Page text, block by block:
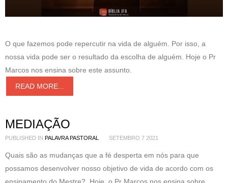
O que fazemos pode repercutir na vida de alguém. Por isso, a
nossa vida pode ser o resultado da escolha de alguém. Hoje o Pr
Marcos nos ensina sobre este assunto.
READ MORE...
MEDIAÇÃO
PUBLISHED IN PALAVRA PASTORAL SETEMBRO 7 2021
Quais são as mudanças que a fé desperta em nós para que
possamos desenvolver nosso objetivo de vida de acordo com os